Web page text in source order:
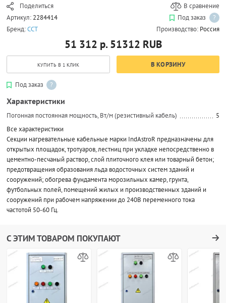
Поделиться
В сравнение
Артикул: 2284414 Под заказ
?
Бренд:ССТ Производство: Россия
51 312 р. 51312 RUB
КУПИТЬ В 1 КЛИК В КОРЗИНУ
Под заказ ?
Характеристики
Погонная постоянная мощность, Вт/м (резистивный кабель)
5
Все характеристики
Секции нагревательные кабельные марки IndAstroR предназначены для
открытых площадок, тротуаров, лестниц при укладке непосредственно в
цементно-песчаный раствор, слой плиточного клея или товарный бетон;
предотвращения образования льда водосточных систем зданий и
сооружений; обогрева фундамента морозильных камер, грунта,
футбольных полей, помещений жилых и производственных зданий и
сооружений при рабочем напряжении до 240В переменного тока
частотой 50-60 Гц.
С ЭТИМ ТОВАРОМ ПОКУПАЮТ